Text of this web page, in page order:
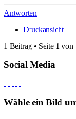
Antworten
Druckansicht
1 Beitrag • Seite 1 von
Social Media
Wähle ein Bild